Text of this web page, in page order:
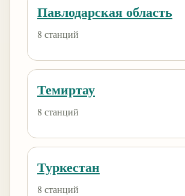
Павлодарская область
8 станций
Темиртау
8 станций
Туркестан
8 станций